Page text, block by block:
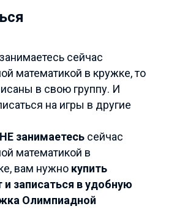
сейчас
математикой в кружке, то
в свою группу. И
на игры в другие
НЕ занимаетесь сейчас
математикой в
вам нужно купить
и записаться в удобную
Олимпиадной